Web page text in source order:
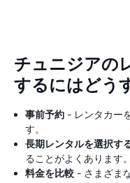
チュニジアの
するにはどう
事前予約 - レンタカー
す。
長期レンタルを選択す
ることがよくあります。
料金を比較 - さまざま